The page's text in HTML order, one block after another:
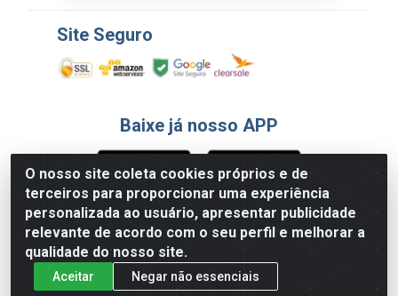
O nosso site coleta cookies próprios e de
terceiros para proporcionar uma experiência
personalizada ao usuário, apresentar publicidade
relevante de acordo com o seu perfil e melhorar a
qualidade do nosso site.
Aceitar
Negar não essenciais
Site Seguro
Baixe já nosso APP
Formas de Pagamento